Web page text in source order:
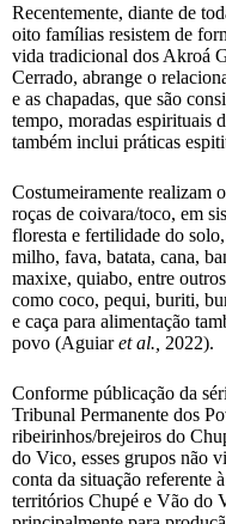
Recentemente, diante de
oito famílias resistem de
vida tradicional dos Akroá
Cerrado, abrange o
e as chapadas, que são
tempo, moradas espirituais
também inclui práticas
Costumeiramente realizam
roças de coivara/toco, em
floresta e fertilidade do
milho, fava, batata, cana,
maxixe, quiabo, entre
como coco, pequi, buriti,
e caça para alimentação
povo (Aguiaret al., 2022).
Conforme públicação da
Tribunal Permanente dos
ribeirinhos/brejeiros do
do Vico, esses grupos não
conta da situação referente
territórios Chupé e Vão do